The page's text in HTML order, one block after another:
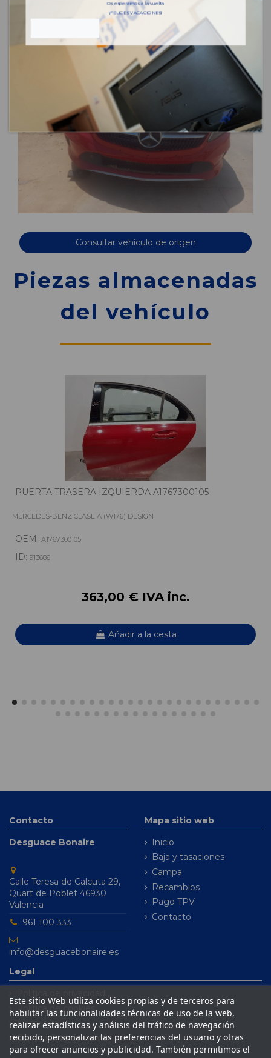
Consultar vehículo de origen
Piezas almacenadas
del vehículo
PUERTA TRASERA IZQUIERDA A1767300105
MERCEDES-BENZ CLASE A (W176) DESIGN
OEM: A1767300105
ID: 913686
363,00 € IVA inc.
Añadir a la cesta
Contacto
Desguace Bonaire
Calle Teresa de Calcuta 29,
Quart de Poblet 46930
Valencia
961 100 333
info@desguacebonaire.es
Mapa sitio web
Inicio
Baja y tasaciones
Campa
Recambios
Pago TPV
Contacto
Legal
Política de cookies
Aviso legal
Condiciones de venta
Este sitio Web utiliza cookies propias y de terceros para
habilitar las funcionalidades técnicas de uso de la web,
realizar estadísticas y análisis del tráfico de navegación
recibido, personalizar las preferencias del usuario y otras
para ofrecer anuncios y publicidad. También permitimos el
Os esperamos a la vuelta
¡FELICES VACACIONES!